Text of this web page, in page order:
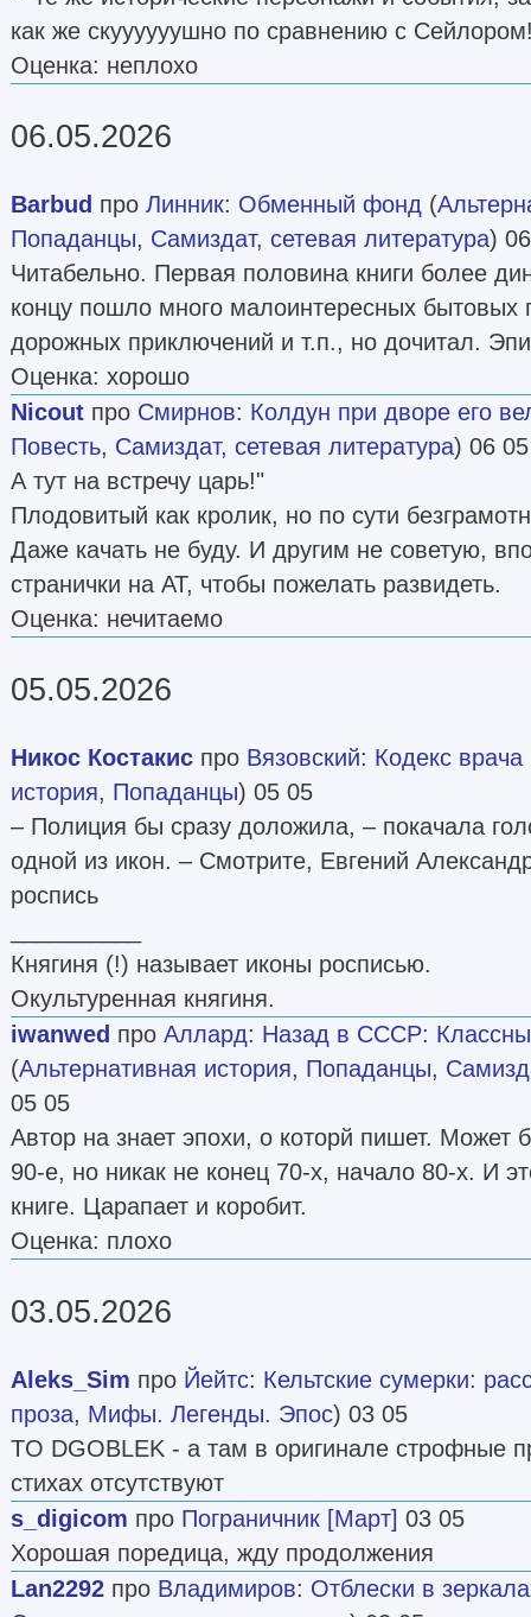
как же скуууууушно по сравнению с
Оценка: неплохо
06.05.2026
Barbud про Линник: Обменный фонд (
Попаданцы, Самиздат, сетевая литература)
Читабельно. Первая половина книги более
концу пошло много малоинтересных бытовых
дорожных приключений и т.п., но дочитал.
Оценка: хорошо
Nicout про Смирнов: Колдун при дворе его
Повесть, Самиздат, сетевая литература) 06 05
А тут на встречу царь!"
Плодовитый как кролик, но по сути
Даже качать не буду. И другим не советую,
странички на АТ, чтобы пожелать развидеть.
Оценка: нечитаемо
05.05.2026
Никос Костакис про Вязовский: Кодекс врача
история, Попаданцы) 05 05
– Полиция бы сразу доложила, – покачала
одной из икон. – Смотрите, Евгений
роспись
Княгиня (!) называет иконы росписью.
Окультуренная княгиня.
iwanwed про Аллард: Назад в СССР:
(Альтернативная история, Попаданцы,
05 05
Автор на знает эпохи, о которй пишет. Может
90-е, но никак не конец 70-х, начало 80-х. И
книге. Царапает и коробит.
Оценка: плохо
03.05.2026
Aleks_Sim про Йейтс: Кельтские сумерки:
проза, Мифы. Легенды. Эпос) 03 05
TO DGOBLEK - а там в оригинале строфные
стихах отсутствуют
s_digicom про Пограничник [Март] 03 05
Хорошая поредица, жду продолжения
Lan2292 про Владимиров: Отблески в